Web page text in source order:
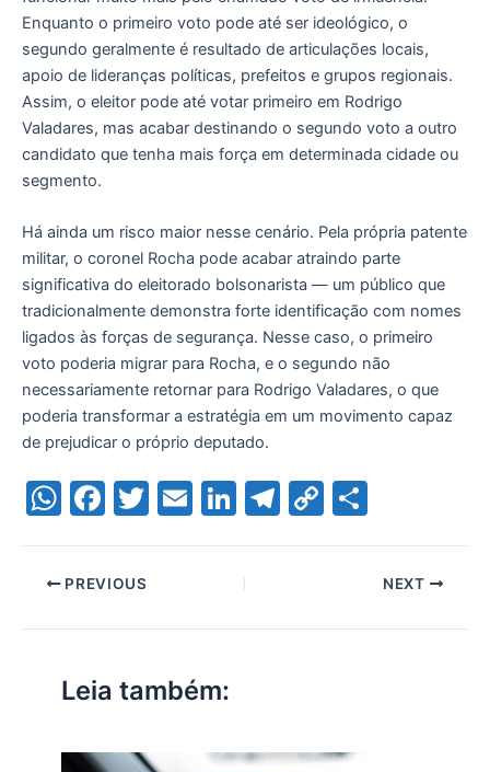
Enquanto o primeiro voto pode até ser ideológico, o
segundo geralmente é resultado de articulações locais,
apoio de lideranças políticas, prefeitos e grupos regionais.
Assim, o eleitor pode até votar primeiro em Rodrigo
Valadares, mas acabar destinando o segundo voto a outro
candidato que tenha mais força em determinada cidade ou
segmento.
Há ainda um risco maior nesse cenário. Pela própria patente
militar, o coronel Rocha pode acabar atraindo parte
significativa do eleitorado bolsonarista — um público que
tradicionalmente demonstra forte identificação com nomes
ligados às forças de segurança. Nesse caso, o primeiro
voto poderia migrar para Rocha, e o segundo não
necessariamente retornar para Rodrigo Valadares, o que
poderia transformar a estratégia em um movimento capaz
de prejudicar o próprio deputado.
W
at
s
A
p
p
F
c
e
b
o
o
k
T
E
Li
k
e
dI
T
a
C
Li
ar
e
PREVIOUS NEXT
Leia também: